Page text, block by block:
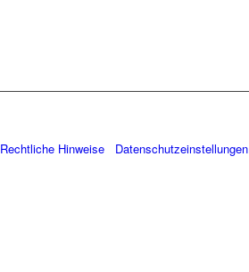
Rechtliche Hinweise Datenschutzeinstellungen